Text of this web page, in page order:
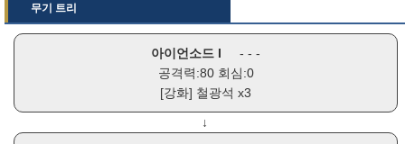
무기 트리
아이언소드 I
- - -
공격력:80 회심:0
[강화] 철광석 x3
↓